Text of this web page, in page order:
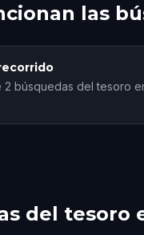
las
2 búsquedas del tesoro
del tesoro